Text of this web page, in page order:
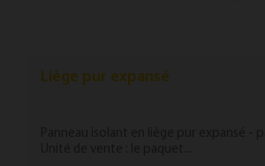
Liège pur expansé